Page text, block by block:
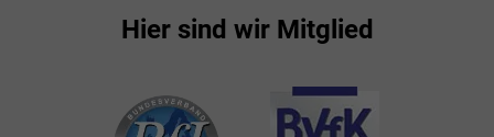
Hier sind wir Mitglied